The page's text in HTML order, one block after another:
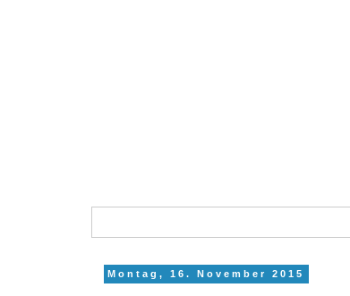
Montag, 16. November 2015